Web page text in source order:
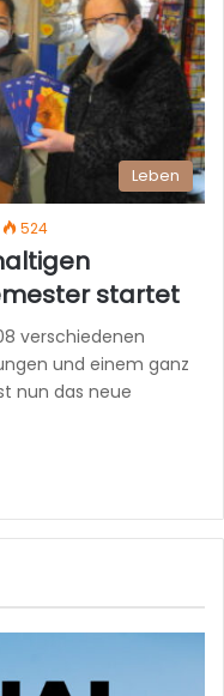
Leben
524
startet
verschiedenen
und einem ganz
nun das neue